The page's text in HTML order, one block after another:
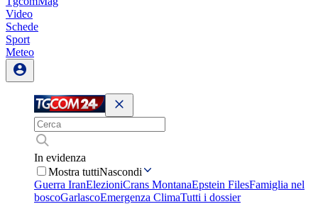
Video
Schede
Sport
Meteo
In evidenza
Mostra tuttiNascondi
Guerra IranElezioniCrans MontanaEpstein FilesFamiglia nel
boscoGarlascoEmergenza ClimaTutti i dossier